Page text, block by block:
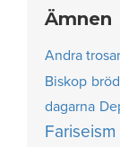
Ämnen
Andra
Biskop bröd
dagarna
Fariseism